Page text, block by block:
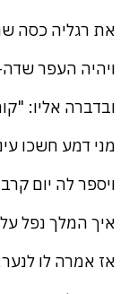
את רגליה כסה
ויהיה העפר
ובדברה אליו:
מני דמע חשכו
ויספר לה יום
איך המלך נפל
אז אמרה לו